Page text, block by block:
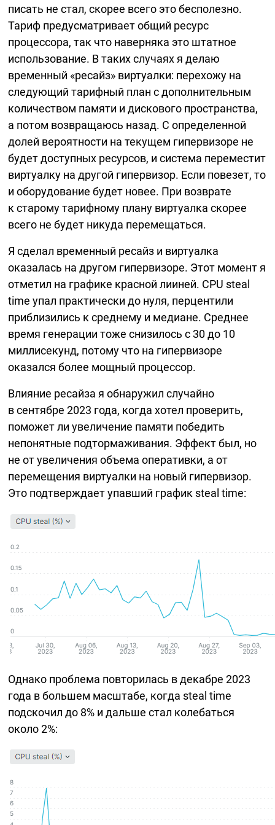
писать не стал, скорее всего это бесполезно.
Тариф предусматривает общий ресурс
процессора, так что наверняка это штатное
использование. В таких случаях я делаю
временный «ресайз» виртуалки: перехожу на
следующий тарифный план с дополнительным
количеством памяти и дискового пространства,
а потом возвращаюсь назад. С определенной
долей вероятности на текущем гипервизоре не
будет доступных ресурсов, и система переместит
виртуалку на другой гипервизор. Если повезет, то
и оборудование будет новее. При возврате
к старому тарифному плану виртуалка скорее
всего не будет никуда перемещаться.
Я сделал временный ресайз и виртуалка
оказалась на другом гипервизоре. Этот момент я
отметил на графике красной лииней. CPU steal
time упал практически до нуля, перцентили
приблизились к среднему и медиане. Среднее
время генерации тоже снизилось с 30 до 10
миллисекунд, потому что на гипервизоре
оказался более мощный процессор.
Влияние ресайза я обнаружил случайно
в сентябре 2023 года, когда хотел проверить,
поможет ли увеличение памяти победить
непонятные подтормаживания. Эффект был, но
не от увеличения объема оперативки, а от
перемещения виртуалки на новый гипервизор.
Это подтверждает упавший график steal time:
Однако проблема повторилась в декабре 2023
года в большем масштабе, когда steal time
подскочил до 8% и дальше стал колебаться
около 2%: